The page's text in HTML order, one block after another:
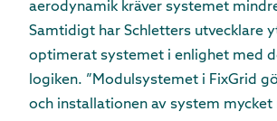
aerodynamik kräver systemet
Samtidigt har Schletters utvecklare
optimerat systemet i enlighet med
logiken. ”Modulsystemet i FixGrid
och installationen av system mycket